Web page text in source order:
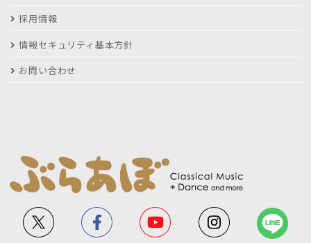
採用情報
情報セキュリティ基本方針
お問い合わせ